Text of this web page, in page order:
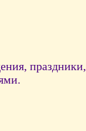
праздники,